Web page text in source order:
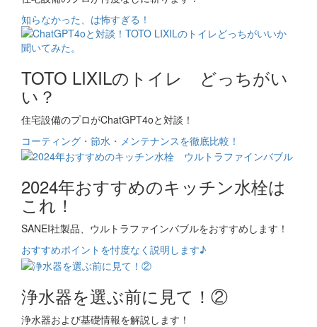
知らなかった、は怖すぎる！
TOTO LIXILのトイレ どっちがい
い？
住宅設備のプロがChatGPT4oと対談！
コーティング・節水・メンテナンスを徹底比較！
2024年おすすめのキッチン水栓は
これ！
SANEI社製品、ウルトラファインバブルをおすすめします！
おすすめポイントを忖度なく説明します♪
浄水器を選ぶ前に見て！②
浄水器および基礎情報を解説します！